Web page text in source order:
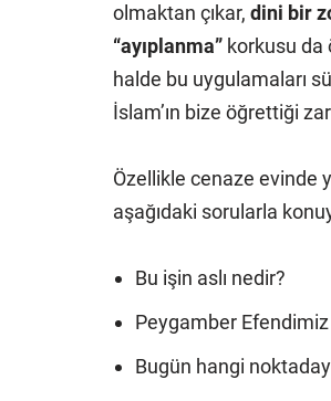
olmaktan çıkar, dini bir
“ayıplanma” korkusu da
halde bu uygulamaları
İslam’ın bize öğrettiği
Özellikle cenaze evinde
aşağıdaki sorularla
Bu işin aslı nedir?
Peygamber Efendimiz
Bugün hangi